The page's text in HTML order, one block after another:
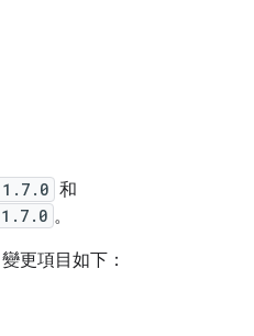
和
。
更項目如下：